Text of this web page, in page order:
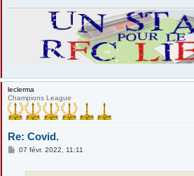
leclerma
Champions League
Re: Covid.
M07 févr. 2022, 11:11